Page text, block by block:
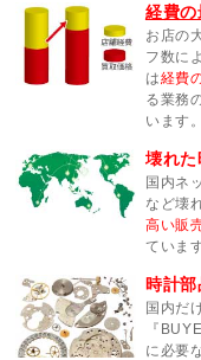
経費
お店の
フ数に
は経費
る業務
います。
壊れ
国内ネ
など壊
高い販
ていま
時計
国内だ
『
に必要